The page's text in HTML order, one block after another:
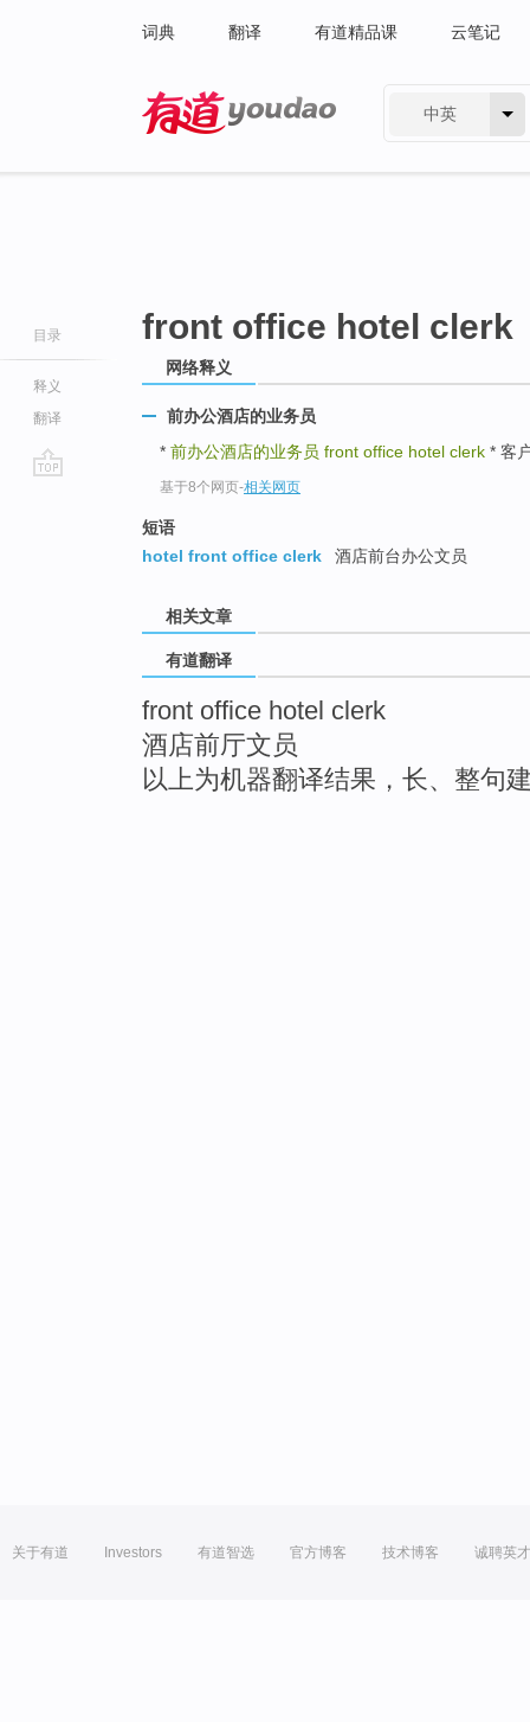
词典 翻译 有道精品课 云笔记
中英
目录
释义
翻译
front office hotel clerk
网络释义
前办公酒店的业务员
* 前办公酒店的业务员 front office hotel clerk * 客
基于8个网页-相关网页
短语
hotel front office clerk
酒店前台办公文员
相关文章
有道翻译
front office hotel clerk
酒店前厅文员
以上为机器翻译结果，长、整句
关于有道 Investors 有道智选 官方博客 技术博客 诚聘英才